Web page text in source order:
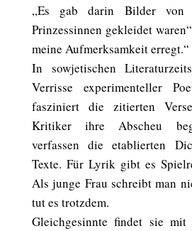
„Es gab darin Bilder von
Prinzessinnen gekleidet
meine Aufmerksamkeit erregt.“
In sowjetischen
Verrisse experimenteller
fasziniert die zitierten
Kritiker ihre Abscheu
verfassen die etablierten
Texte. Für Lyrik gibt es
Als junge Frau schreibt man
tut es trotzdem.
Gleichgesinnte findet sie